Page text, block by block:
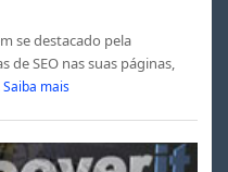
se destacado pela
de SEO nas suas páginas,
Saiba mais